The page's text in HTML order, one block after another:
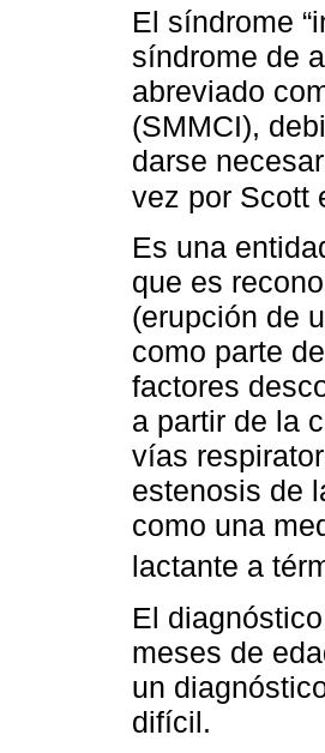
El síndrome
síndrome de
abreviado
(SMMCI),
darse
vez por Scott
Es una
que es
(erupción de
como parte
factores
a partir de la
vías
estenosis de
como una
lactante a
El
meses de
un
difícil.